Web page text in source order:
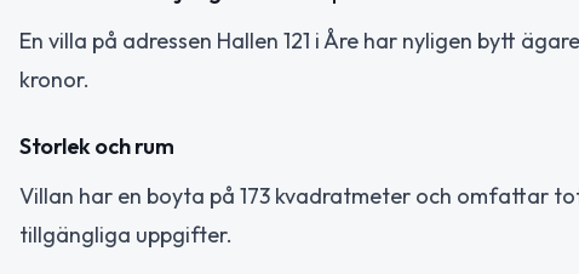
En villa på adressen Hallen 121 i Åre har nyligen bytt
kronor.
Storlek och rum
Villan har en boyta på 173 kvadratmeter och omfattar
tillgängliga uppgifter.